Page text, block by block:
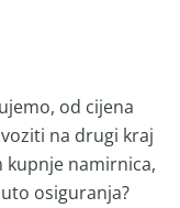
od cijena
na drugi kraj
namirnica,
osiguranja?